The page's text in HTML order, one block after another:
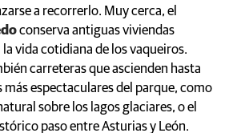
a recorrerlo. Muy cerca, el
conserva antiguas viviendas
vida cotidiana de los vaqueiros.
carreteras que ascienden hasta
espectaculares del parque, como
sobre los lagos glaciares, o el
paso entre Asturias y León.